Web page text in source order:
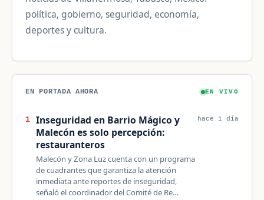
política, gobierno, seguridad, economía,
deportes y cultura.
EN PORTADA AHORA EN VIVO
1
Inseguridad en Barrio Mágico y
Malecón es solo percepción:
restauranteros
Malecón y Zona Luz cuenta con un programa
de cuadrantes que garantiza la atención
inmediata ante reportes de inseguridad,
señaló el coordinador del Comité de Re…
hace 1 día